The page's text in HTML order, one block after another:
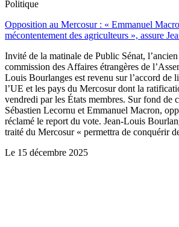
Politique
Opposition au Mercosur : « Emmanuel
mécontentement des agriculteurs », assure
Invité de la matinale de Public Sénat,
commission des Affaires étrangères de
Louis Bourlanges est revenu sur l’accord de
l’UE et les pays du Mercosur dont la
vendredi par les États membres. Sur fond de
Sébastien Lecornu et Emmanuel Macron,
réclamé le report du vote. Jean-Louis
traité du Mercosur « permettra de conquérir
Le 15 décembre 2025